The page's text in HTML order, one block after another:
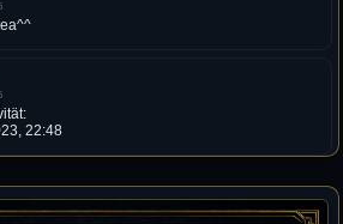
22:48